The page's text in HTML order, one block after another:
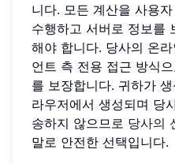
니다. 모든 계산을 사용
수행하고 서버로 정보를
해야 합니다. 당사의 온
언트 측 전용 접근 방식
를 보장합니다. 귀하가
라우저에서 생성되며 당
송하지 않으므로 당사의
말로 안전한 선택입니다.